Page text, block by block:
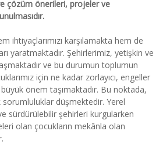
çözüm önerileri, projeler ve
ihtiyaçlarımızı karşılamakta hem de
yaratmaktadır. Şehirlerimiz, yetişkin ve
ve bu durumun toplumun
için ne kadar zorlayıcı, engeller
önem taşımaktadır. Bu noktada,
düşmektedir. Yerel
sürdürülebilir şehirleri kurgularken
olan çocukların mekânla olan